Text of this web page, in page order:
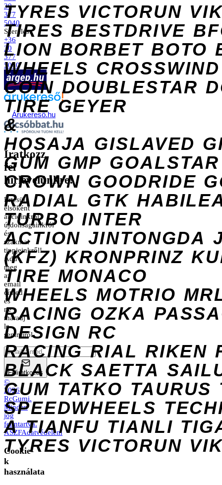
TYRES VICTORUN
TIRES BESTDRIVE
LION BORBET BOTO
WHEELS CROSSWIND
COIN DOUBLESTAR
TIRE GEYER
&
HOSAJA GISLAVED
GUM GMP GOALSTAR
CROWN GOODRIDE
RADIAL GTK
TURBO INTER
ACTION JINTONGDA
(KFZ) KRONPRINZ
TIRE MONACO
WHEELS MOTRIO
RACING OZKA
DESIGN RC
RACING RIAL RIKEN
BLACK SAETTA
GUM TATKO TAURUS
SPEEDWHEELS
A TIANFU TIANLI
TYRES VICTORUN
30
377
5040
Szerelés:
+36
30
377
5040
Árukereső.hu
Iratkozz
fel
hírlevelünkre!
Értesülj
elsőként
akcióinkról,
újdonságainkról
és
szakmai
tippjeinkről!
Add
meg
az
email
címed
és
ne
maradj
le
semmiről.
Feliratkozás
©
2026
RcGumi.
Minden
jog
fenntartva.
ÁSZFAdatvédelem
Cookie-
k
használata